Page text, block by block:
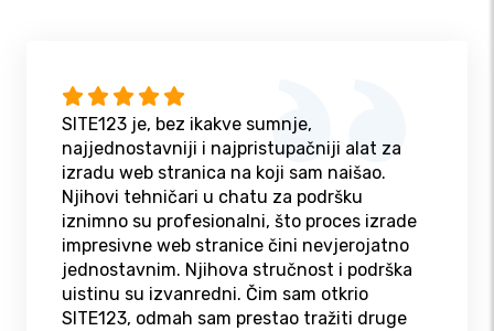
SITE123 je, bez ikakve sumnje,
najjednostavniji i najpristupačniji alat za
izradu web stranica na koji sam naišao.
Njihovi tehničari u chatu za podršku
iznimno su profesionalni, što proces izrade
impresivne web stranice čini nevjerojatno
jednostavnim. Njihova stručnost i podrška
uistinu su izvanredni. Čim sam otkrio
SITE123, odmah sam prestao tražiti druge